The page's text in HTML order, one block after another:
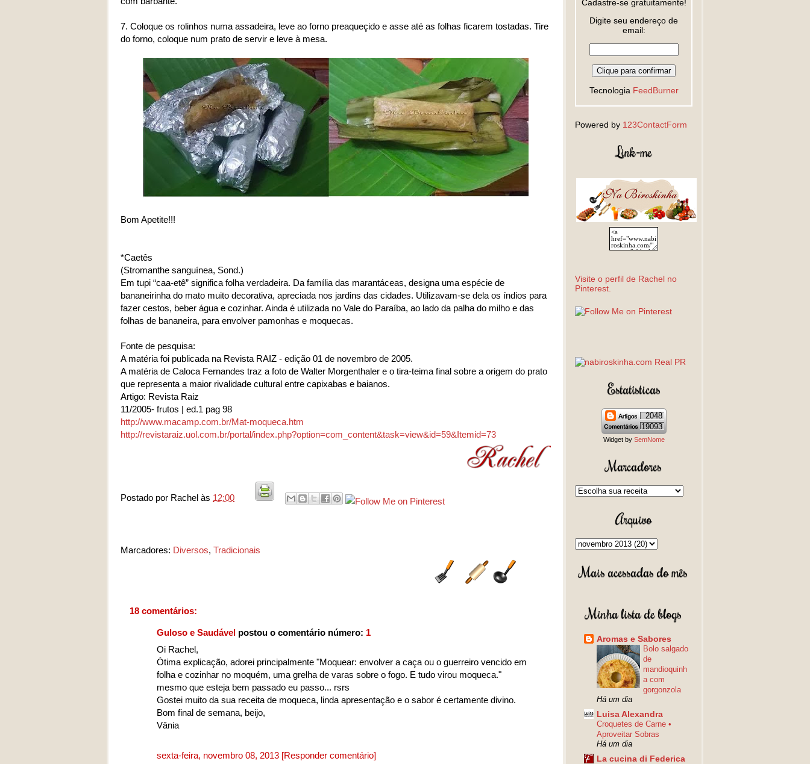
7. Coloque os rolinhos numa assadeira, leve ao forno preaqueçido e asse até as folhas ficarem tostadas. Tire
do forno, coloque num prato de servir e leve à mesa.
Bom Apetite!!!
*Caetês
(Stromanthe sanguínea, Sond.)
Em tupi “caa-etê” significa folha verdadeira. Da família das marantáceas, designa uma espécie de
bananeirinha do mato muito decorativa, apreciada nos jardins das cidades. Utilizavam-se dela os índios para
fazer cestos, beber água e cozinhar. Ainda é utilizada no Vale do Paraíba, ao lado da palha do milho e das
folhas de bananeira, para envolver pamonhas e moquecas.
Fonte de pesquisa:
A matéria foi publicada na Revista RAIZ - edição 01 de novembro de 2005.
A matéria de Caloca Fernandes traz a foto de Walter Morgenthaler e o tira-teima final sobre a origem do prato
que representa a maior rivalidade cultural entre capixabas e baianos.
Artigo: Revista Raiz
11/2005- frutos | ed.1 pag 98
http://www.macamp.com.br/Mat-moqueca.htm
http://revistaraiz.uol.com.br/portal/index.php?option=com_content&task=view&id=59&Itemid=73
Postado por Rachel às 12:00
Marcadores: Diversos, Tradicionais
18 comentários:
Guloso e Saudável postou o comentário número: 1
Oi Rachel,
Ótima explicação, adorei principalmente "Moquear: envolver a caça ou o guerreiro vencido em
folha e cozinhar no moquém, uma grelha de varas sobre o fogo. E tudo virou moqueca."
mesmo que esteja bem passado eu passo... rsrs
Gostei muito da sua receita de moqueca, linda apresentação e o sabor é certamente divino.
Bom final de semana, beijo,
Vânia
sexta-feira, novembro 08, 2013 [Responder comentário]
Cadastre-se gratuitamente!
Digite seu endereço de
email:
Tecnologia FeedBurner
Powered by 123ContactForm
Link-me
Visite o perfil de Rachel no
Pinterest.
Estatísticas
2048
19093
Widget by SemNome
Marcadores
Arquivo
Mais acessadas do mês
Minha lista de blogs
Aromas e Sabores
Bolo salgado
de
mandioquinh
a com
gorgonzola
Há um dia
Luisa Alexandra
Croquetes de Carne •
Aproveitar Sobras
Há um dia
La cucina di Federica